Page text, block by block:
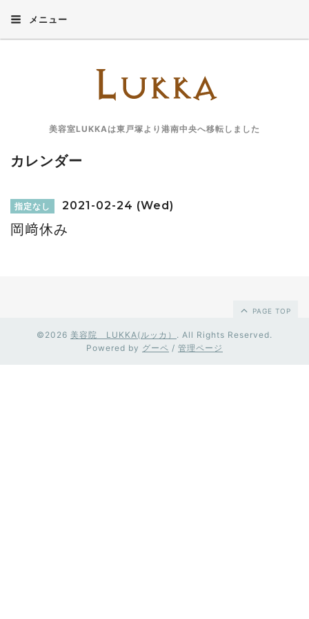
メニュー
美容室LUKKAは東戸塚より港南中央へ移転しました
カレンダー
指定なし 2021-02-24 (Wed)
岡﨑休み
PAGE TOP
©2026 美容院 LUKKA(ルッカ） . All Rights Reserved.
Powered by グーペ / 管理ページ